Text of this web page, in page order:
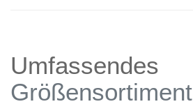
Umfassendes
Größensortiment